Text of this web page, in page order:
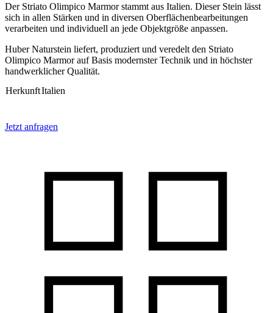
Der Striato Olimpico Marmor stammt aus Italien. Dieser Stein lässt
sich in allen Stärken und in diversen Oberflächenbearbeitungen
verarbeiten und individuell an jede Objektgröße anpassen.
Huber Naturstein liefert, produziert und veredelt den Striato
Olimpico Marmor auf Basis modernster Technik und in höchster
handwerklicher Qualität.
HerkunftItalien
Jetzt anfragen